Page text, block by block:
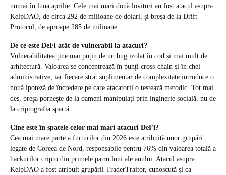
numai în luna aprilie. Cele mai mari două lovituri au fost atacul asupra
KelpDAO, de circa 292 de milioane de dolari, și breșa de la Drift
Protocol, de aproape 285 de milioane.
De ce este DeFi atât de vulnerabil la atacuri?
Vulnerabilitatea ține mai puțin de un bug izolat în cod și mai mult de
arhitectură. Valoarea se concentrează în punți cross-chain și în chei
administrative, iar fiecare strat suplimentar de complexitate introduce o
nouă ipoteză de încredere pe care atacatorii o testează metodic. Tot mai
des, breșa pornește de la oameni manipulați prin inginerie socială, nu de
la criptografia spartă.
Cine este în spatele celor mai mari atacuri DeFi?
Cea mai mare parte a furturilor din 2026 este atribuită unor grupări
legate de Coreea de Nord, responsabile pentru 76% din valoarea totală a
hackurilor cripto din primele patru luni ale anului. Atacul asupra
KelpDAO a fost atribuit grupării TraderTraitor, cunoscută și ca